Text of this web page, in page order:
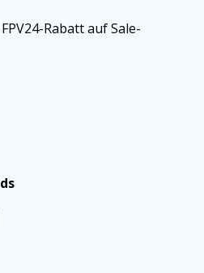
Rabatt auf Sale-